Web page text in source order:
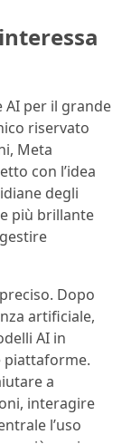
AI per il grande
riservato
Meta
con l’idea
degli
più brillante
Dopo
artificiale,
AI in
a
interagire
l’uso